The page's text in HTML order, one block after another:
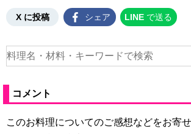
X に投稿 シェア LINE で送る
コメント
このお料理についてのご感想などをお寄せ